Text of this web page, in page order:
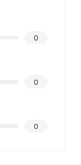
0
0
0